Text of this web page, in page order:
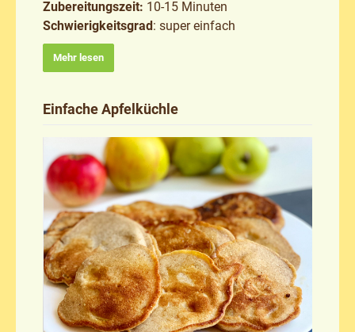
Zubereitungszeit: 10-15 Minuten
Schwierigkeitsgrad: super einfach
Mehr lesen
Einfache Apfelküchle